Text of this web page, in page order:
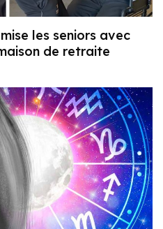
les seniors avec
de retraite